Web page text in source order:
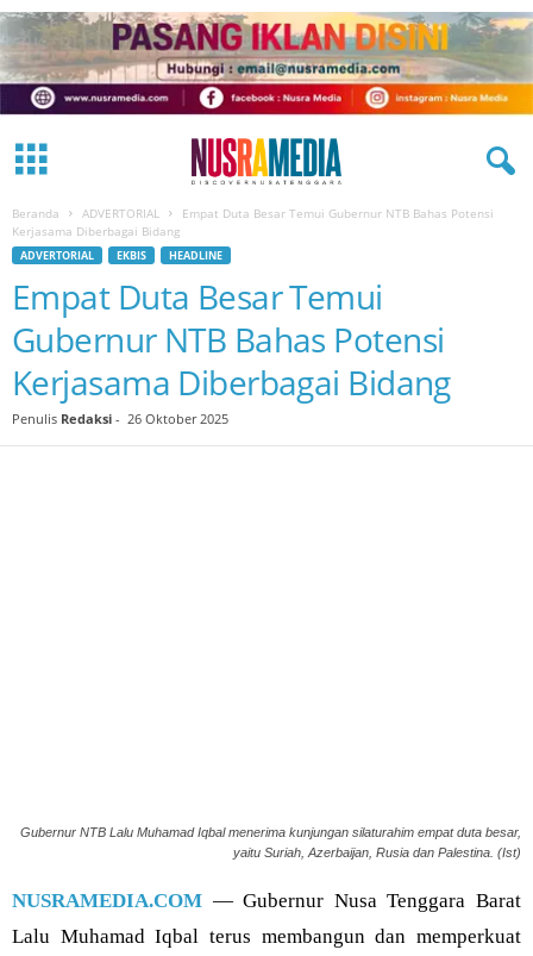
Beranda ADVERTORIAL
Empat Duta Besar Temui Gubernur NTB Bahas Potensi
Kerjasama Diberbagai Bidang
ADVERTORIAL EKBIS HEADLINE
Empat Duta Besar Temui
Gubernur NTB Bahas Potensi
Kerjasama Diberbagai Bidang
Penulis Redaksi - 26 Oktober 2025
Gubernur NTB Lalu Muhamad Iqbal menerima kunjungan silaturahim empat duta besar,
yaitu Suriah, Azerbaijan, Rusia dan Palestina. (Ist)
NUSRAMEDIA.COM — Gubernur Nusa Tenggara Barat
Lalu Muhamad Iqbal terus membangun dan memperkuat